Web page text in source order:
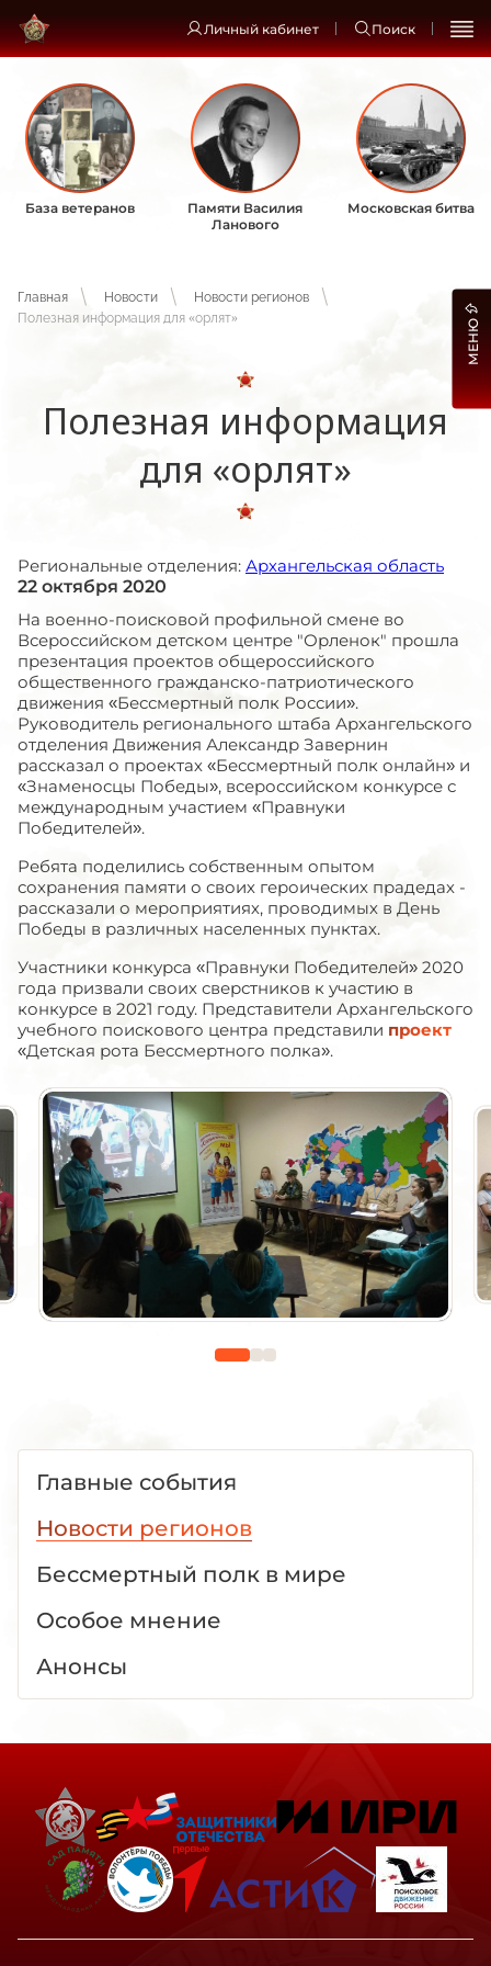
Личный кабинет Поиск
База ветеранов
Памяти Василия
Ланового
Московская битва
Главная Новости
Новости регионов
Полезная информация для «орлят»
Полезная информация
для «орлят»
Региональные отделения: Архангельская область
22 октября 2020
На военно-поисковой профильной смене во
Всероссийском детском центре "Орленок" прошла
презентация проектов общероссийского
общественного гражданско-патриотического
движения «Бессмертный полк России».
Руководитель регионального штаба Архангельского
отделения Движения Александр Завернин
рассказал о проектах «Бессмертный полк онлайн» и
«Знаменосцы Победы», всероссийском конкурсе с
международным участием «Правнуки
Победителей».
Ребята поделились собственным опытом
сохранения памяти о своих героических прадедах -
рассказали о мероприятиях, проводимых в День
Победы в различных населенных пунктах.
Участники конкурса «Правнуки Победителей» 2020
года призвали своих сверстников к участию в
конкурсе в 2021 году. Представители Архангельского
учебного поискового центра представили проект
«Детская рота Бессмертного полка».
Главные события
Новости регионов
Бессмертный полк в мире
Особое мнение
Анонсы
МЕНЮ